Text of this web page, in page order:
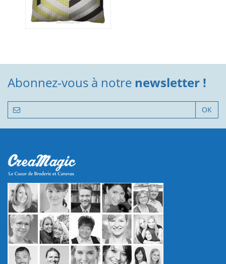
Abonnez-vous à notre newsletter !
OK